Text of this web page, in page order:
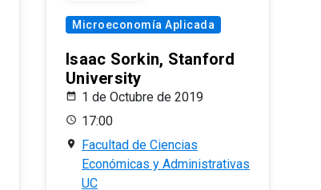
Microeconomía Aplicada
Isaac Sorkin, Stanford
University
1 de Octubre de 2019
17:00
Facultad de Ciencias
Económicas y Administrativas
UC